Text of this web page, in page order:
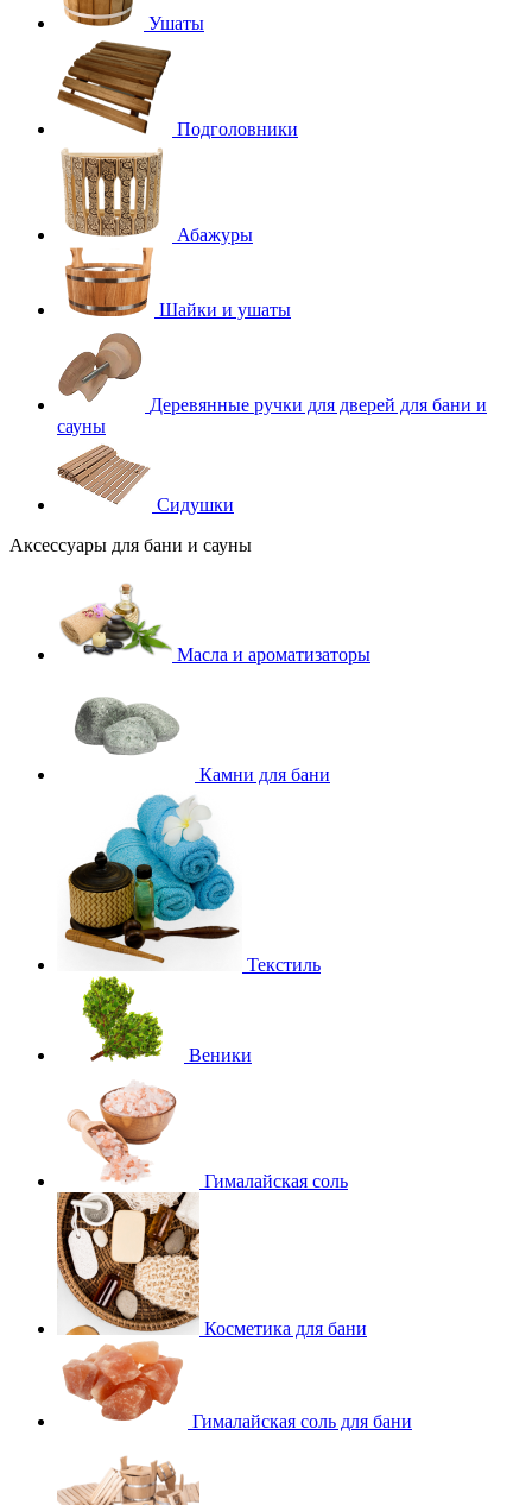
Ушаты
Подголовники
Абажуры
Шайки и ушаты
Деревянные ручки для дверей для бани и
сауны
Сидушки
Аксессуары для бани и сауны
Масла и ароматизаторы
Камни для бани
Текстиль
Веники
Гималайская соль
Косметика для бани
Гималайская соль для бани